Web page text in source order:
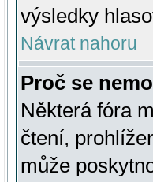
výsledky
Návrat nahoru
Proč se
Některá fóra
čtení,
může